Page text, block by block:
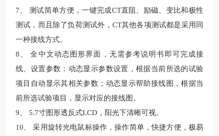
7、 测试简单方便，一键完成CT直阻、励磁、变比和极性
测试，而且 除了负荷测试外， CT其他各项测试都是采用 同
一种接线方式。
8、全中文动态 图形界面 ，无需参考说明书即可完成接
线、设置参数：动态显示参数设置，根据当前所选的试验
项目自动显示其相关参数；动态显示帮助接线图，根据当
前所选试验项目，显示对应的接线图。
9、 5.7寸图形透反式LCD ，阳光下清晰可视。
10、 采用旋转光电鼠标操作，操作简单，快捷方便，极易